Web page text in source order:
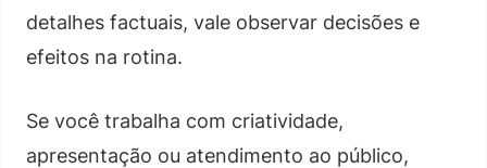
detalhes factuais, vale observar decisões e
efeitos na rotina.
Se você trabalha com criatividade,
apresentação ou atendimento ao público,